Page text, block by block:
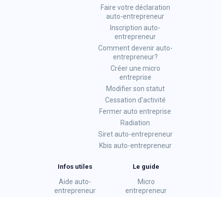
Faire votre déclaration
auto-entrepreneur
Inscription auto-
entrepreneur
Comment devenir auto-
entrepreneur?
Créer une micro
entreprise
Modifier son statut
Cessation d'activité
Fermer auto entreprise
Radiation
Siret auto-entrepreneur
Kbis auto-entrepreneur
Infos utiles
Aide auto-
entrepreneur
Le guide
Micro
entrepreneur